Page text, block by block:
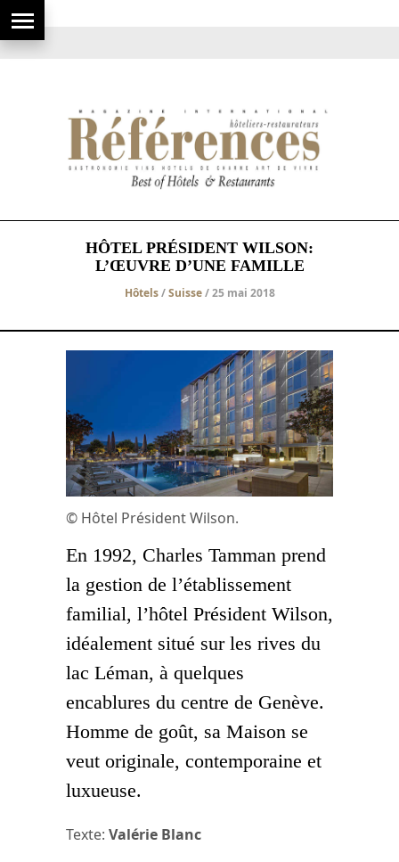
HÔTEL PRÉSIDENT WILSON:
L’ŒUVRE D’UNE FAMILLE
Hôtels/Suisse/ 25 mai 2018
© Hôtel Président Wilson.
En 1992, Charles Tamman prend
la gestion de l’établissement
familial, l’hôtel Président Wilson,
idéalement situé sur les rives du
lac Léman, à quelques
encablures du centre de Genève.
Homme de goût, sa Maison se
veut originale, contemporaine et
luxueuse.
Texte: Valérie Blanc